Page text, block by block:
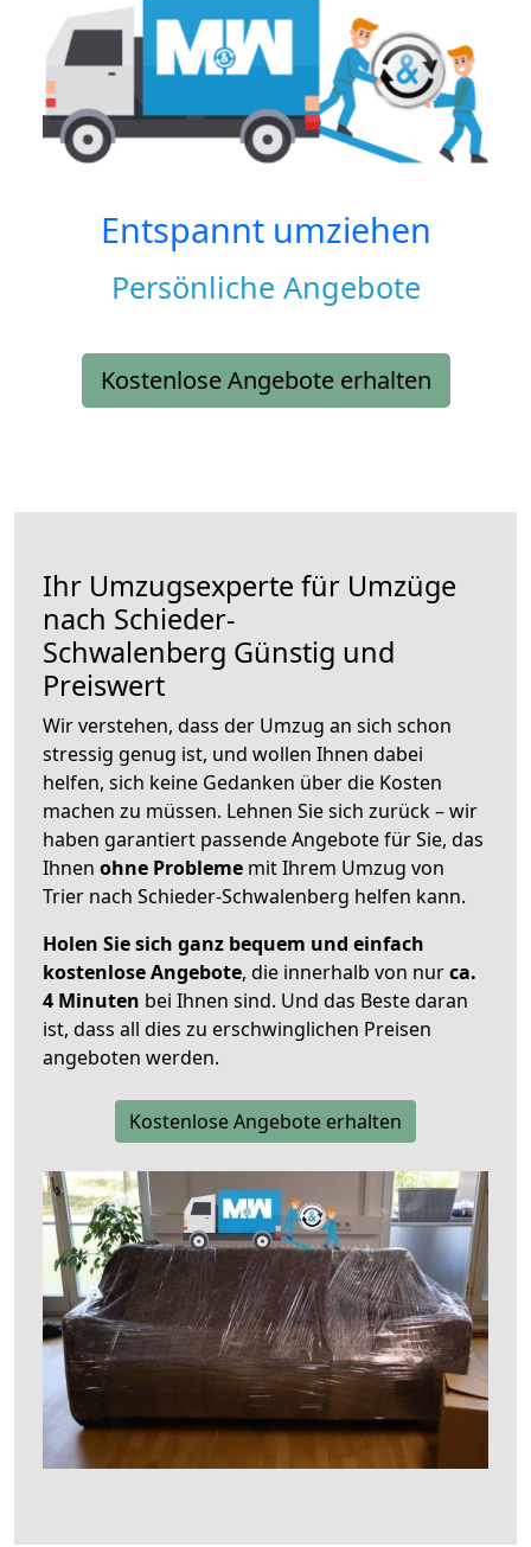
Entspannt umziehen
Persönliche Angebote
Kostenlose Angebote erhalten
Ihr Umzugsexperte für Umzüge
nach Schieder-
Schwalenberg Günstig und
Preiswert
Wir verstehen, dass der Umzug an sich schon
stressig genug ist, und wollen Ihnen dabei
helfen, sich keine Gedanken über die Kosten
machen zu müssen. Lehnen Sie sich zurück – wir
haben garantiert passende Angebote für Sie, das
Ihnen ohne Probleme mit Ihrem Umzug von
Trier nach Schieder-Schwalenberg helfen kann.
Holen Sie sich ganz bequem und einfach
kostenlose Angebote, die innerhalb von nurca.
4 Minuten bei Ihnen sind. Und das Beste daran
ist, dass all dies zu erschwinglichen Preisen
angeboten werden.
Kostenlose Angebote erhalten